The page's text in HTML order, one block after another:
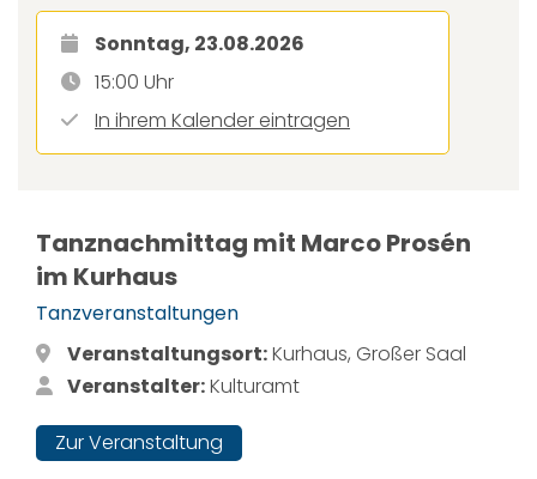
Sonntag, 23.08.2026
15:00 Uhr
In ihrem Kalender eintragen
Tanznachmittag mit Marco Prosén
im Kurhaus
Tanzveranstaltungen
Veranstaltungsort:Kurhaus, Großer Saal
Veranstalter:Kulturamt
Zur Veranstaltung